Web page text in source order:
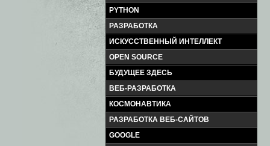
PYTHON
РАЗРАБОТКА
ИСКУССТВЕННЫЙ ИНТЕЛЛЕКТ
OPEN SOURCE
БУДУЩЕЕ ЗДЕСЬ
ВЕБ-РАЗРАБОТКА
КОСМОНАВТИКА
РАЗРАБОТКА ВЕБ-САЙТОВ
GOOGLE